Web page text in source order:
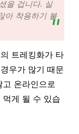
을 겁니다. 실
아 착용하기 불
트레킹화가 타
우가 많기 때문
온라인으로
먹게 될 수 있습